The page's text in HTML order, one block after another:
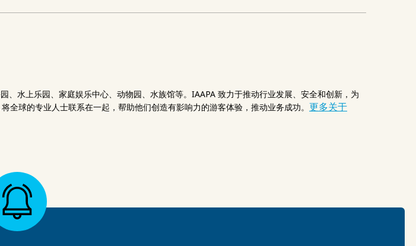
、水上乐园、家庭娱乐中心、动物园、水族馆等。IAAPA 致力于推动行业发展、安全和创新，为
全球的专业人士联系在一起，帮助他们创造有影响力的游客体验，推动业务成功。 更多关于